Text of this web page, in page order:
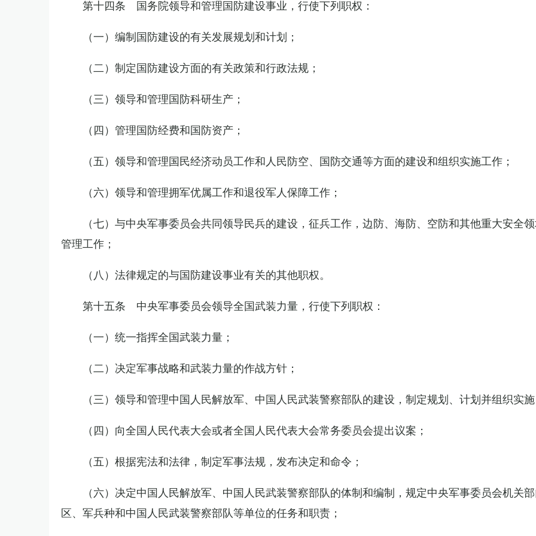
第十四条 国务院领导和管理国防建设事业，行使下列职权：
（一）编制国防建设的有关发展规划和计划；
（二）制定国防建设方面的有关政策和行政法规；
（三）领导和管理国防科研生产；
（四）管理国防经费和国防资产；
（五）领导和管理国民经济动员工作和人民防空、国防交通等方面的建设和组织实施工作；
（六）领导和管理拥军优属工作和退役军人保障工作；
（七）与中央军事委员会共同领导民兵的建设，征兵工作，边防、海防、空防和其他重大安全
管理工作；
（八）法律规定的与国防建设事业有关的其他职权。
第十五条 中央军事委员会领导全国武装力量，行使下列职权：
（一）统一指挥全国武装力量；
（二）决定军事战略和武装力量的作战方针；
（三）领导和管理中国人民解放军、中国人民武装警察部队的建设，制定规划、计划并组织实
（四）向全国人民代表大会或者全国人民代表大会常务委员会提出议案；
（五）根据宪法和法律，制定军事法规，发布决定和命令；
（六）决定中国人民解放军、中国人民武装警察部队的体制和编制，规定中央军事委员会机关
区、军兵种和中国人民武装警察部队等单位的任务和职责；